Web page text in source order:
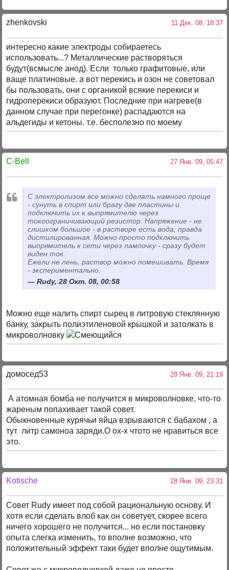
zhenkovski 11 Дек. 08, 18:37
интересно какие электроды собираетесь
использовать...? Металлические растворяться
будут(всмысле анод). Если только графитовые, или
ваще платиновые. а вот перекись и озон не советовал
бы пользовать, они с органикой всякие перекиси и
гидроперекиси образуют. Последние при нагреве(в
данном случае при перегонке) распадаются на
альдегиды и кетоны. т.е. бесполезно по моему
C-Bell 27 Янв. 09, 05:47
С электролизом все можно сделать намного проще
- сунуть в спирт или брагу две пластины и
подключить их к выпрямителю через
токоограничивающий резистор. Напряжение - не
слишком большое - в растворе есть вода, правда
дистилированная. Можно просто подключить
выпрямитель к сети через лампочку - сразу будет
виден ток.
Ежели не лень, раствор можно помешивать. Время
- экспериментально.
Rudy, 28 Окт. 08, 00:58
Можно еще налить спирт сырец в литровую стеклянную
банку, закрыть полиэтиленовой крышкой и затолкать в
микроволновку
домосед53 28 Янв. 09, 21:19
А атомная бомба не получится в микроволновке, что-то
жареным попахивает такой совет.
Обыкновенные курячьи яйца взрываются с бабахом , а
тут литр самоноа заряди.О ох-х чтото не нравиться все
это.
Kotische 28 Янв. 09, 23:31
Совет Rudy имеет под собой рациональную основу. И
хотя если сделать влоб как он советует, скорее всего
ничего хорошего не получится... но если постановку
опыта слегка изменить, то вполне возможно, что
положительный эффект таки будет вполне ощутимым.